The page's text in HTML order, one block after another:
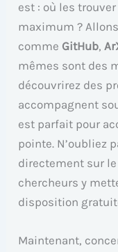
est : où les
maximum ?
comme GitHub,
mêmes sont des
découvrirez des
accompagnent
est parfait pour
pointe. N’oubliez
directement sur
chercheurs y
disposition
Maintenant,